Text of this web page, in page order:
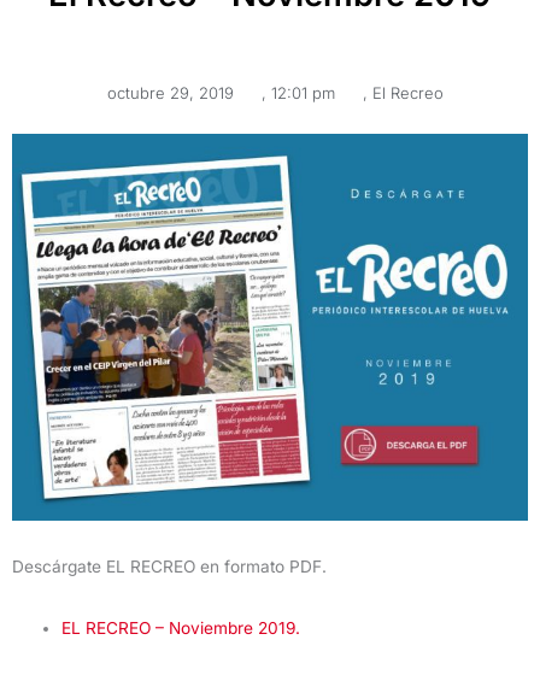
octubre 29, 2019 , 12:01 pm , El Recreo
Descárgate EL RECREO en formato PDF.
EL RECREO – Noviembre 2019.